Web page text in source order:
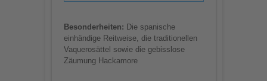
Besonderheiten: Die spanische
einhändige Reitweise, die traditionellen
Vaquerosättel sowie die gebisslose
Zäumung Hackamore